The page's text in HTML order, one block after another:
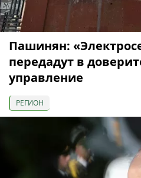
Пашинян:
передадут в
управление
РЕГИОН